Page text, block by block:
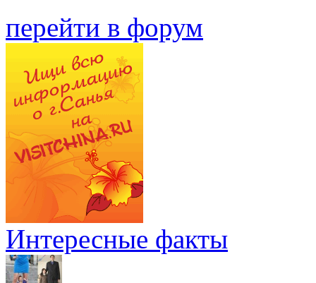
перейти в форум
Интересные факты